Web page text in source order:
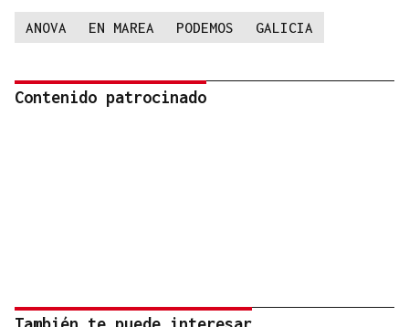
ANOVA EN MAREA PODEMOS GALICIA
Contenido patrocinado